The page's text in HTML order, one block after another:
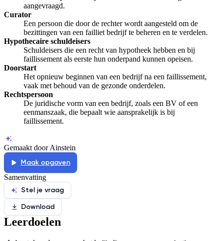
aangevraagd.
Curator
Een persoon die door de rechter wordt aangesteld om de
bezittingen van een failliet bedrijf te beheren en te verdelen.
Hypothecaire schuldeisers
Schuldeisers die een recht van hypotheek hebben en bij
faillissement als eerste hun onderpand kunnen opeisen.
Doorstart
Het opnieuw beginnen van een bedrijf na een faillissement,
vaak met behoud van de gezonde onderdelen.
Rechtspersoon
De juridische vorm van een bedrijf, zoals een BV of een
eenmanszaak, die bepaalt wie aansprakelijk is bij
faillissement.
Gemaakt door Ainstein
Maak opgaven
Samenvatting
Stel je vraag
Download
Leerdoelen